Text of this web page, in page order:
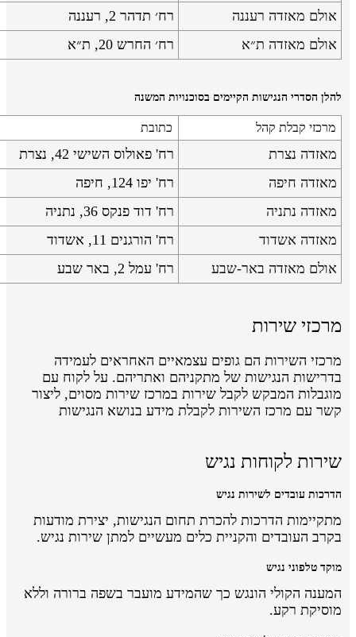
אולם מאזדה רעננה
רח׳ תדהר 2, רעננה
אולם מאזדה ת״א
רח׳ החרש 20, ת״א
להלן הסדרי הנגישות הקיימים בסוכנויות המשנה
מרכזי קבלת קהל כתובת
מאזדה נצרת
רח' פאולוס השישי 42, נצרת
מאזדה חיפה
רח' יפו 124, חיפה
מאזדה נתניה
רח' דוד פנקס 36, נתניה
מאזדה אשדוד
רח' הורגנים 11, אשדוד
אולם מאזדה באר-שבע
רח' עמל 2, באר שבע
מרכזי שירות
מרכזי השירות הם גופים עצמאיים האחראים לעמידה
בדרישות הנגישות של מתקניהם ואתריהם. על לקוח עם
מוגבלות המבקש לקבל שירות במרכז שירות מסוים, ליצור
קשר עם מרכז השירות לקבלת מידע בנושא הנגישות
שירות לקוחות נגיש
הדרכות עובדים לשירות נגיש
מתקיימות הדרכות להכרת תחום הנגישות, יצירת מודעות
בקרב העובדים והקניית כלים מעשיים למתן שירות נגיש.
מוקד טלפוני נגיש
המענה הקולי הונגש כך שהמידע מועבר בשפה ברורה וללא
מוסיקת רקע.